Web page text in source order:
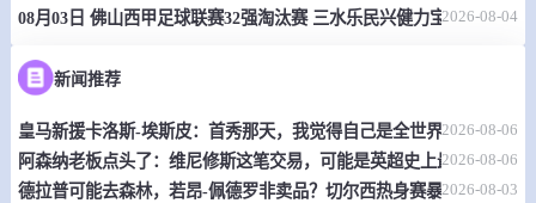
库恩卡青年 0 - 0 库尼布洛FC
波斯甲 08-09 03:00 直播中
萨拉热窝 0 - 0 雷迪尼克
08月03日 佛山西甲足球联赛32强淘汰赛 三水乐民兴健力宝 VS 中国澳
2026-08-04
新闻推荐
皇马新援卡洛斯-埃斯皮：首秀那天，我觉得自己是全世界最幸福的人
2026-08-06
阿森纳老板点头了：维尼修斯这笔交易，可能是英超史上最炸裂的转
2026-08-06
德拉普可能去森林，若昂-佩德罗非卖品？切尔西热身赛暴露不少问题
2026-08-03